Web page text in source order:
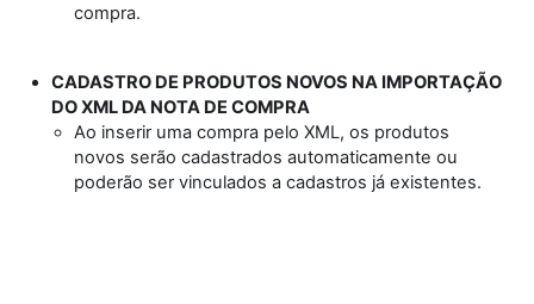
compra.
CADASTRO DE PRODUTOS NOVOS NA IMPORTAÇÃO
DO XML DA NOTA DE COMPRA
Ao inserir uma compra pelo XML, os produtos
novos serão cadastrados automaticamente ou
poderão ser vinculados a cadastros já existentes.